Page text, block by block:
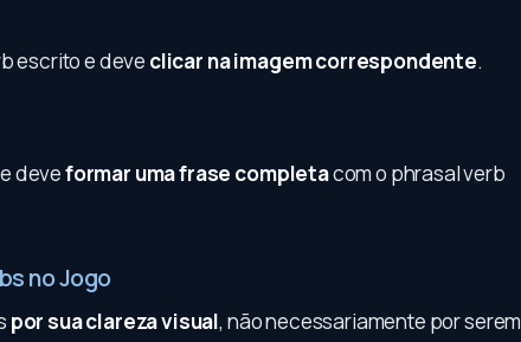
escrito e deve clicar na imagem correspondente.
deveformar uma frase completacom o phrasal verb
no Jogo
por sua clareza visual, não necessariamente por serem